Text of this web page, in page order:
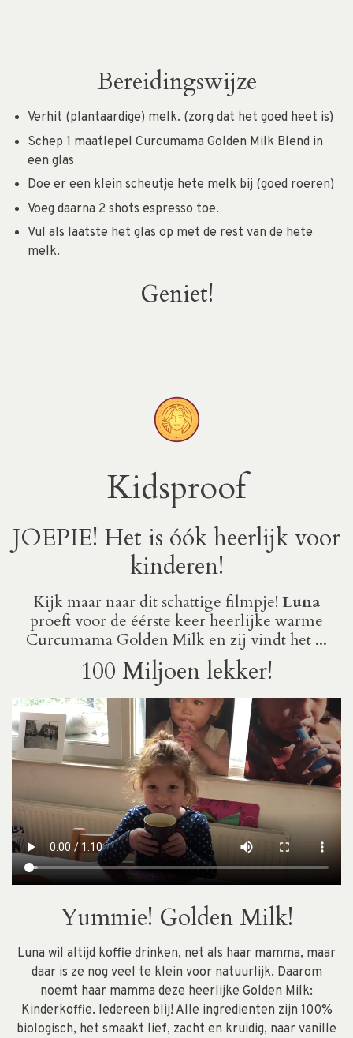
Bereidingswijze
Verhit (plantaardige) melk. (zorg dat het goed heet is)
Schep 1 maatlepel Curcumama Golden Milk Blend in
een glas
Doe er een klein scheutje hete melk bij (goed roeren)
Voeg daarna 2 shots espresso toe.
Vul als laatste het glas op met de rest van de hete
melk.
Geniet!
Kidsproof
JOEPIE! Het is óók heerlijk voor
kinderen!
Kijk maar naar dit schattige filmpje! Luna
proeft voor de éérste keer heerlijke warme
Curcumama Golden Milk en zij vindt het ...
100 Miljoen lekker!
Yummie! Golden Milk!
Luna wil altijd koffie drinken, net als haar mamma, maar
daar is ze nog veel te klein voor natuurlijk. Daarom
noemt haar mamma deze heerlijke Golden Milk:
Kinderkoffie. Iedereen blij! Alle ingredienten zijn 100%
biologisch, het smaakt lief, zacht en kruidig, naar vanille